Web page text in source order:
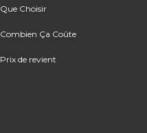
Que Choisir
Combien Ça Coûte
Prix de revient